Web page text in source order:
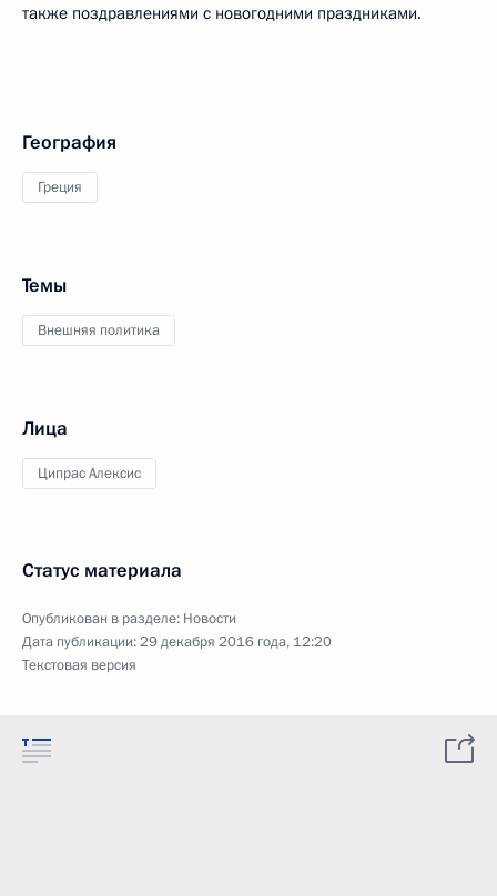
также поздравлениями с новогодними праздниками.
География
Греция
Темы
Внешняя политика
Лица
Ципрас Алексис
Статус материала
Опубликован в разделе: Новости
Дата публикации:29 декабря 2016 года, 12:20
Текстовая версия